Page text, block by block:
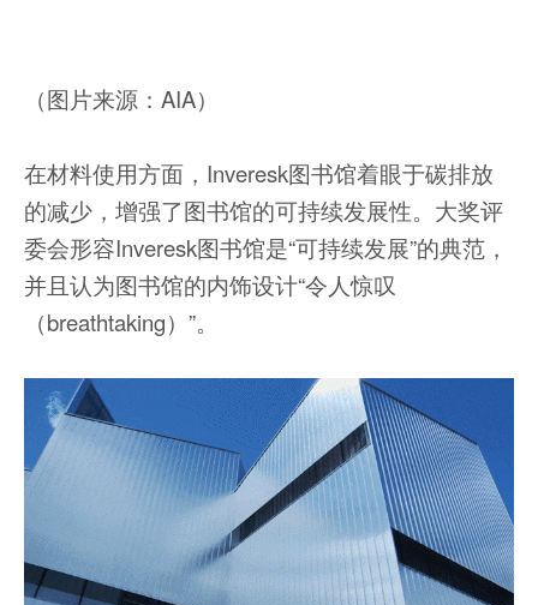
（图片来源：AIA）
在材料使用方面，Inveresk图书馆着眼于碳排放
的减少，增强了图书馆的可持续发展性。大奖评
委会形容Inveresk图书馆是“可持续发展”的典范，
并且认为图书馆的内饰设计“令人惊叹
（breathtaking）”。